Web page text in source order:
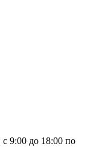
с 9:00 до 18:00 по